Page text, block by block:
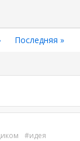
Последняя
Последняя »
идея